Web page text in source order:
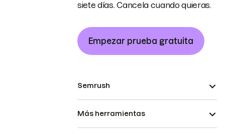
siete días. Cancela cuando quieras.
Empezar prueba gratuita
Semrush
Más herramientas